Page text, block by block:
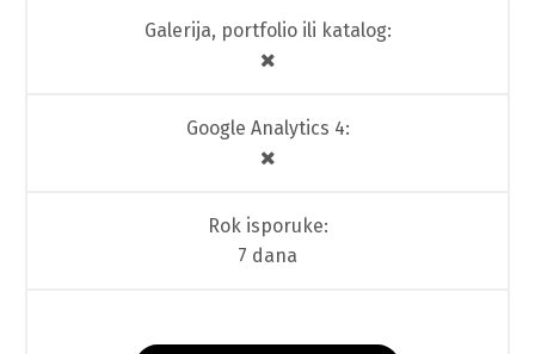
Galerija, portfolio ili katalog:
Google Analytics 4:
Rok isporuke:
7 dana